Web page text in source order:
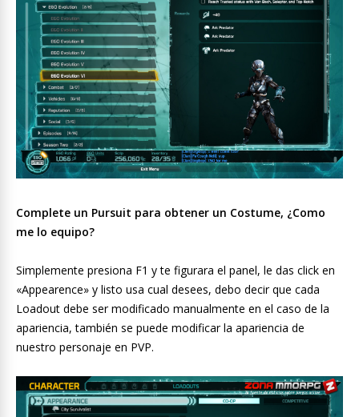
Complete un Pursuit para obtener un Costume, ¿Como
me lo equipo?
Simplemente presiona F1 y te figurara el panel, le das click en
«Appearence» y listo usa cual desees, debo decir que cada
Loadout debe ser modificado manualmente en el caso de la
apariencia, también se puede modificar la apariencia de
nuestro personaje en PVP.